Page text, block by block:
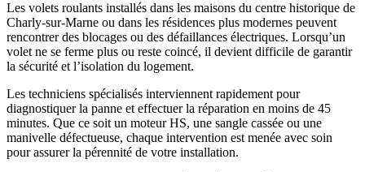
Les volets roulants installés dans les maisons du centre historique de
Charly-sur-Marne ou dans les résidences plus modernes peuvent
rencontrer des blocages ou des défaillances électriques. Lorsqu’un
volet ne se ferme plus ou reste coincé, il devient difficile de garantir
la sécurité et l’isolation du logement.
Les techniciens spécialisés interviennent rapidement pour
diagnostiquer la panne et effectuer la réparation en moins de 45
minutes. Que ce soit un moteur HS, une sangle cassée ou une
manivelle défectueuse, chaque intervention est menée avec soin
pour assurer la pérennité de votre installation.